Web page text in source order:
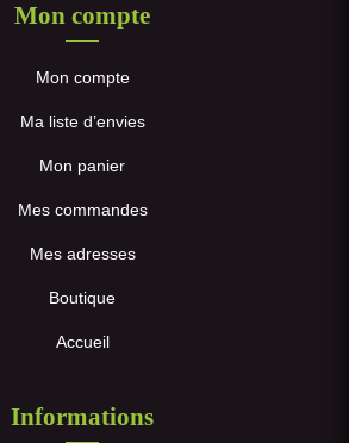
Mon compte
Mon compte
Ma liste d’envies
Mon panier
Mes commandes
Mes adresses
Boutique
Accueil
Informations